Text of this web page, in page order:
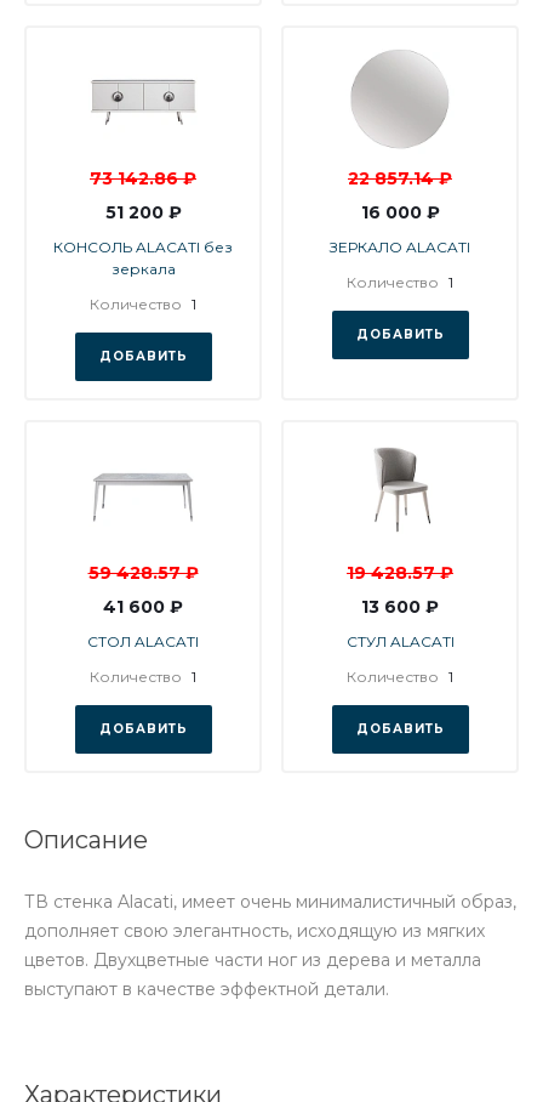
73 142.86 ₽
51 200 ₽
КОНСОЛЬ ALACATI без
зеркала
Количество 1
ДОБАВИТЬ
22 857.14 ₽
16 000 ₽
ЗЕРКАЛО ALACATI
Количество 1
ДОБАВИТЬ
59 428.57 ₽
41 600 ₽
СТОЛ ALACATI
Количество 1
ДОБАВИТЬ
19 428.57 ₽
13 600 ₽
СТУЛ ALACATI
Количество 1
ДОБАВИТЬ
Описание
ТВ стенка Alacati, имеет очень минималистичный образ,
дополняет свою элегантность, исходящую из мягких
цветов. Двухцветные части ног из дерева и металла
выступают в качестве эффектной детали.
Характеристики